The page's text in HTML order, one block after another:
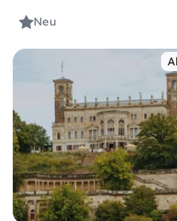
Neu